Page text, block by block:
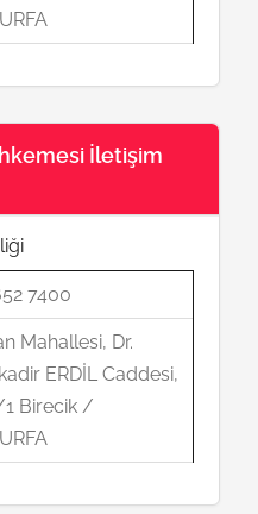
İletişim
7400
Mahallesi, Dr.
ERDİL Caddesi,
Birecik /